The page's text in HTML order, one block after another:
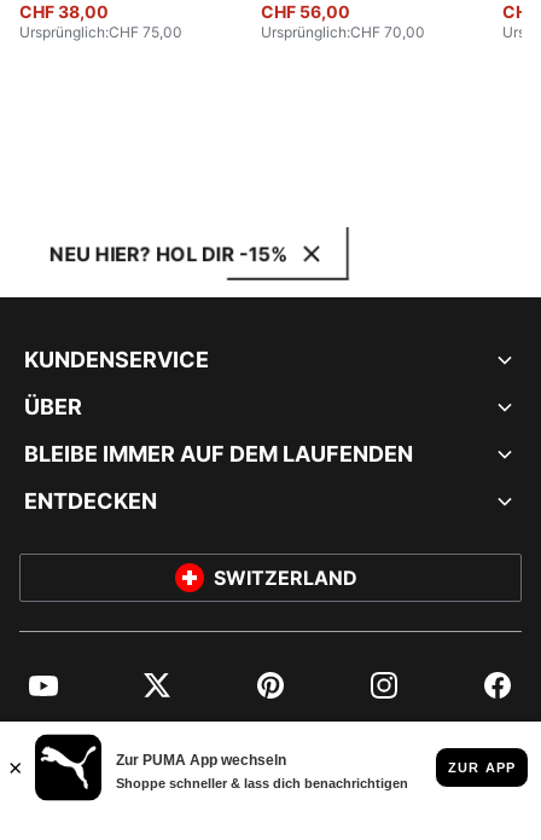
Shorts Unisex
CHF 38,00
Ursprünglich:CHF 75,00
CHF 56,00
Ursprünglich:CHF 70,00
NEU HIER? HOL DIR -15%
KUNDENSERVICE
ÜBER
BLEIBE IMMER AUF DEM LAUFENDEN
ENTDECKEN
SWITZERLAND
YouTube Twitter Pinterest Instagram
© PUMA EUROPE GMBH, 2026. ALLE RECHTE VORBEHALTEN
IMPRESSUM UND RECHTLICHE HINWEISE